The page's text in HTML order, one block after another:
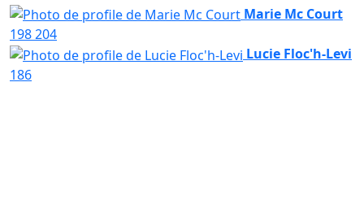
Marie Mc Court
198204
Lucie Floc'h-Levi
186